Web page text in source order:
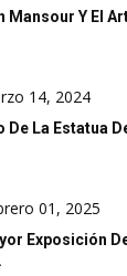
Mansour Y El
14, 2024
De La Estatua
01, 2025
Exposición